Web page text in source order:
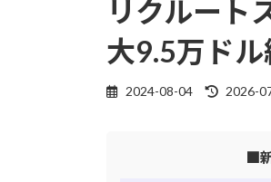
リクルート
大9.5万ド
2024-08-04
最
2026-
■